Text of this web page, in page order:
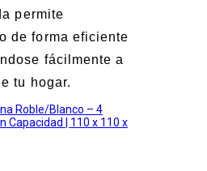
permite
de forma eficiente
fácilmente a
tu hogar.